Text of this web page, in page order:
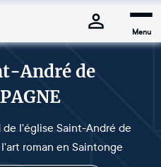
Menu
André de
l'église Saint-André de
roman en Saintonge